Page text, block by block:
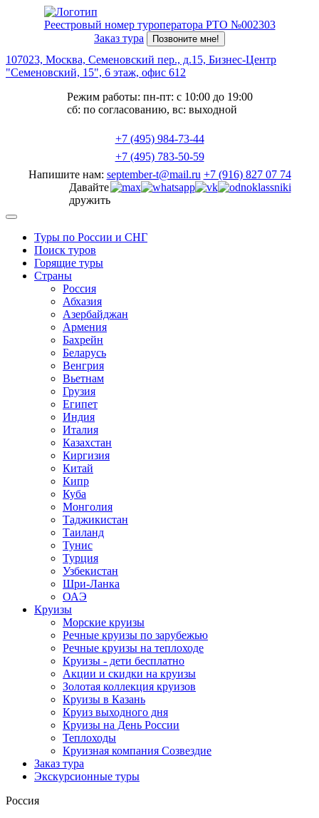
Реестровый номер туроператора РТО №002303
Заказ тура
Позвоните мне!
107023, Москва, Семеновский пер., д.15, Бизнес-Центр
"Семеновский, 15", 6 этаж, офис 612
Режим работы: пн-пт: с 10:00 до 19:00
сб: по согласованию, вс: выходной
+7 (495) 984-73-44
+7 (495) 783-50-59
Напишите нам: september-t@mail.ru +7 (916) 827 07 74
Давайте
дружить
Туры по России и СНГ
Поиск туров
Горящие туры
Страны
Россия
Абхазия
Азербайджан
Армения
Бахрейн
Беларусь
Венгрия
Вьетнам
Грузия
Египет
Индия
Италия
Казахстан
Киргизия
Китай
Кипр
Куба
Монголия
Таджикистан
Таиланд
Тунис
Турция
Узбекистан
Шри-Ланка
ОАЭ
Круизы
Морские круизы
Речные круизы по зарубежью
Речные круизы на теплоходе
Круизы - дети бесплатно
Акции и скидки на круизы
Золотая коллекция круизов
Круизы в Казань
Круиз выходного дня
Круизы на День России
Теплоходы
Круизная компания Созвездие
Заказ тура
Экскурсионные туры
Россия